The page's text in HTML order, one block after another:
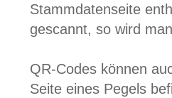
Stammdatenseite
gescannt, so wird
QR-Codes können
Seite eines Pegels